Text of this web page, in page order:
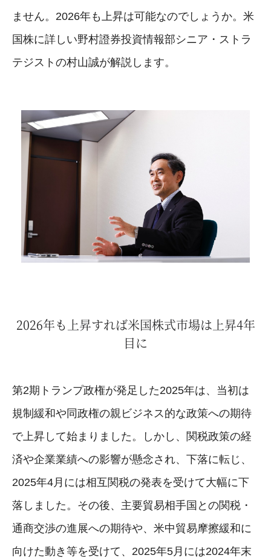
ません。2026年も上昇は可能なのでしょうか。米
国株に詳しい野村證券投資情報部シニア・ストラ
テジストの村山誠が解説します。
2026年も上昇すれば米国株式市場は上昇4年
目に
第2期トランプ政権が発足した2025年は、当初は
規制緩和や同政権の親ビジネス的な政策への期待
で上昇して始まりました。しかし、関税政策の経
済や企業業績への影響が懸念され、下落に転じ、
2025年4月には相互関税の発表を受けて大幅に下
落しました。その後、主要貿易相手国との関税・
通商交渉の進展への期待や、米中貿易摩擦緩和に
向けた動き等を受けて、2025年5月には2024年末